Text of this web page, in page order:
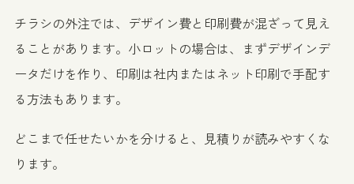
チラシの外注では、デザイン費と印刷費が混ざって見え
ることがあります。小ロットの場合は、まずデザインデ
ータだけを作り、印刷は社内またはネット印刷で手配す
る方法もあります。
どこまで任せたいかを分けると、見積りが読みやすくな
ります。